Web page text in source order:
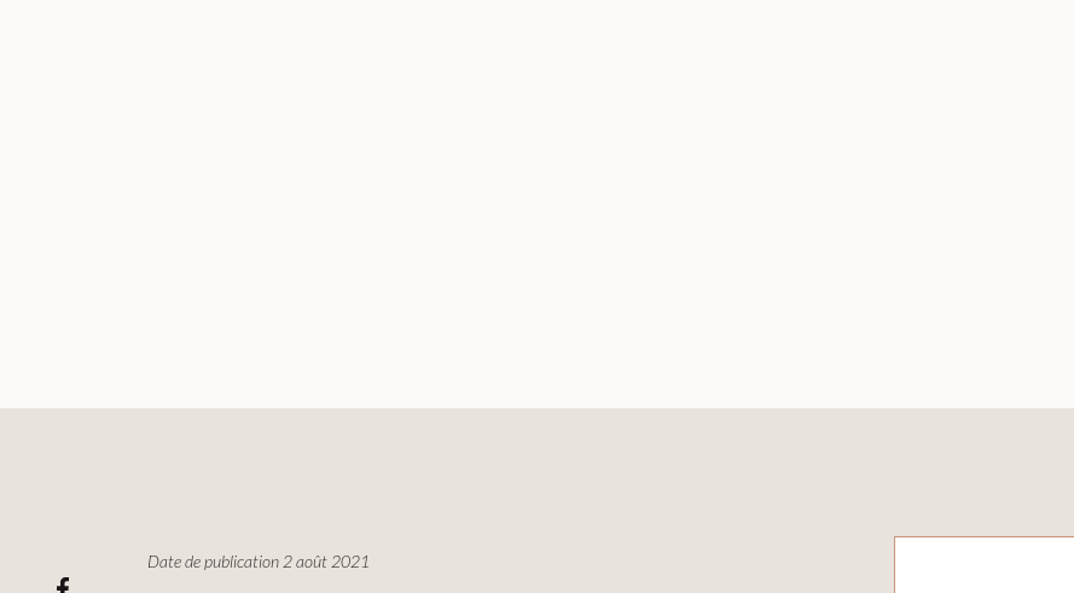
Date de publication 2 août 2021